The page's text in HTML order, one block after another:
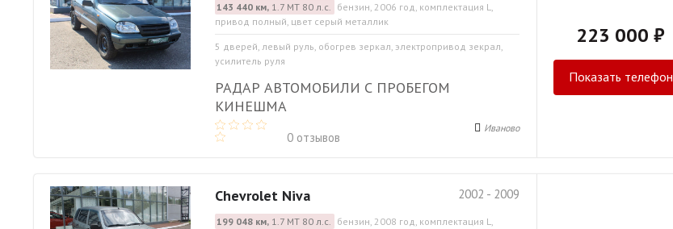
143 440 км,1.7 МТ 80 л.с. бензин, 2006 год, комплектация L,
привод полный, цвет серый металлик
5 дверей, левый руль, обогрев зеркал, электропривод зекрал,
усилитель руля
РАДАР АВТОМОБИЛИ С ПРОБЕГОМ
КИНЕШМА
0 отзывов
Иваново
223 000 ₽
Показать телефон
2002 - 2009
Chevrolet Niva
199 048 км,1.7 МТ 80 л.с. бензин, 2008 год, комплектация L,